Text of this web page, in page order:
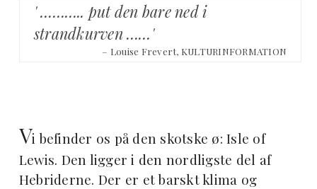
' ……….. put den bare ned i
strandkurven ……'
– Louise Frevert, KULTURINFORMATION
Vi befinder os på den skotske ø: Isle of
Lewis. Den ligger i den nordligste del af
Hebriderne. Der er et barskt klima og